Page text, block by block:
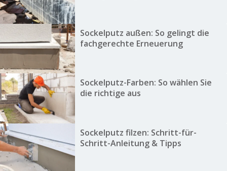
Sockelputz außen: So gelingt die
fachgerechte Erneuerung
Sockelputz-Farben: So wählen Sie
die richtige aus
Sockelputz filzen: Schritt-für-
Schritt-Anleitung & Tipps